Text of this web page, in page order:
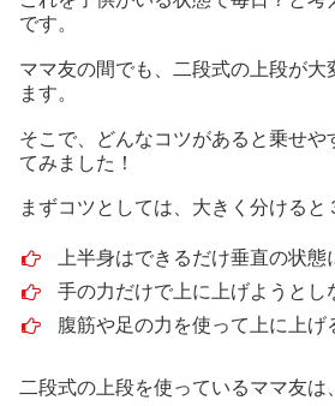
です。
ママ友の間でも、二段式の上段が大
ます。
そこで、どんなコツがあると乗せ
てみました！
まずコツとしては、大きく分けると
上半身はできるだけ垂直の状態
手の力だけで上に上げようとし
腹筋や足の力を使って上に上げ
二段式の上段を使っているママ友